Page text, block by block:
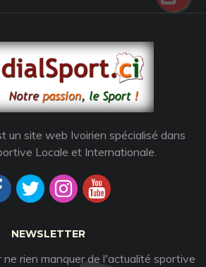
un site web Ivoirien spécialisé dans
Locale et Internationale.
NEWSLETTER
rien manquer de l'actualité sportive